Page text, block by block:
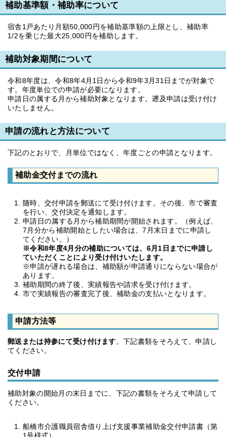
補助基準額・補助率について
宿舎1戸あたり月額50,000円を補助基準額の上限とし、補助率
1/2を乗じた最大25,000円を補助します。
補助対象期間について
令和8年度は、令和8年4月1日から令和9年3月31日までが対象で
す。年度単位での申請が必要になります。
申請日の属する月から補助対象となります。遡及申請は受け付け
いたしません。
申請の流れと方法について
下記のとおりで、月単位ではなく、年度ごとの申請となります。
補助金交付までの流れ
随時、交付申請を郵送にて受け付けます。その後、市で審査
を行い、交付決定を通知します。
申請日の属する月から補助期間が開始されます。（例えば、
7月分から補助開始としたい場合は、7月末日までに申請し
てください。）
※令和8年度4月分の補助については、6月1日までに申請し
ていただくことにより受け付けいたします。
※申請が遅れる場合は、補助額が申請通りにならない場合が
あります。
補助期間の終了後、実績報告や請求を受け付けます。
市で実績報告の審査完了後、補助金の支払いとなります。
申請方法等
郵送または持参にて受け付けます。下記書類をそろえて、申請し
てください。
交付申請
補助対象の開始月の末日までに、下記の書類をそろえて申請して
ください。
船橋市介護職員宿舎借り上げ支援事業補助金交付申請書（第